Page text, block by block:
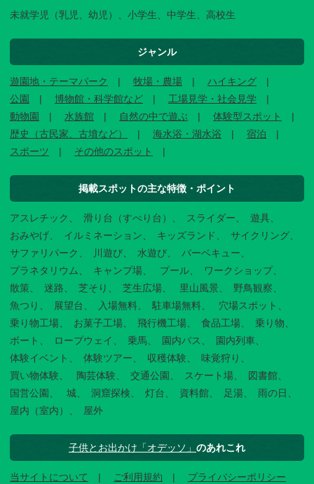
未就学児（乳児、幼児）、小学生、中学生、高校生
ジャンル
遊園地・テーマパーク 牧場・農場
ハイキング
公園
博物館・科学館など
工場見学・社会見学
動物園
水族館 自然の中で遊ぶ
体験型スポット
歴史（古民家、古墳など）
海水浴・湖水浴
宿泊
スポーツ
その他のスポット
掲載スポットの主な特徴・ポイント
アスレチック 滑り台（すべり台） スライダー
遊具
おみやげ
イルミネーション キッズランド
サイクリング
サファリパーク
川遊び 水遊び
バーベキュー
プラネタリウム
キャンプ場 プール
ワークショップ
散策
迷路 芝そり 芝生広場 里山風景
野鳥観察
魚つり
展望台 入場無料 駐車場無料
穴場スポット
乗り物工場
お菓子工場 飛行機工場 食品工場
乗り物
ボート
ロープウェイ 乗馬 園内バス
園内列車
体験イベント
体験ツアー 収穫体験
味覚狩り
買い物体験
陶芸体験 交通公園 スケート場
図書館
国営公園
城 洞窟探検 灯台 資料館 足湯
雨の日
屋内（室内）
屋外
子供とお出かけ「オデッソ」 のあれこれ
当サイトについて ご利用規約 プライバシーポリシー